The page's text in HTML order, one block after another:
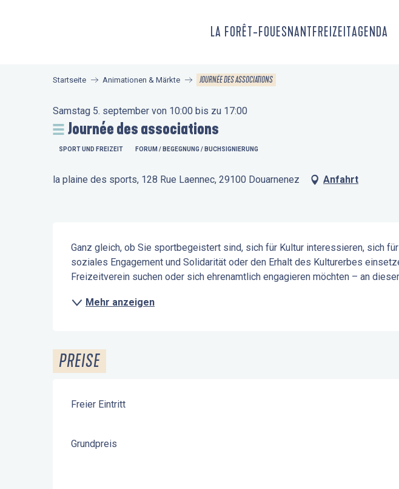
LA FORÊT-FOUESNANTFREIZEITAGENDA
Startseite Animationen & Märkte JOURNÉE DES ASSOCIATIONS
Samstag 5. september von 10:00 bis zu 17:00
Journée des associations
SPORT UND FREIZEIT FORUM / BEGEGNUNG / BUCHSIGNIERUNG
la plaine des sports, 128 Rue Laennec, 29100 Douarnenez Anfahrt
Beschreibung
Ganz gleich, ob Sie sportbegeistert sind, sich für Kultur interessieren, sich
soziales Engagement und Solidarität oder den Erhalt des Kulturerbes
Freizeitverein suchen oder sich ehrenamtlich engagieren möchten – an
Mehr anzeigen
PREISE
Freier Eintritt
Grundpreis